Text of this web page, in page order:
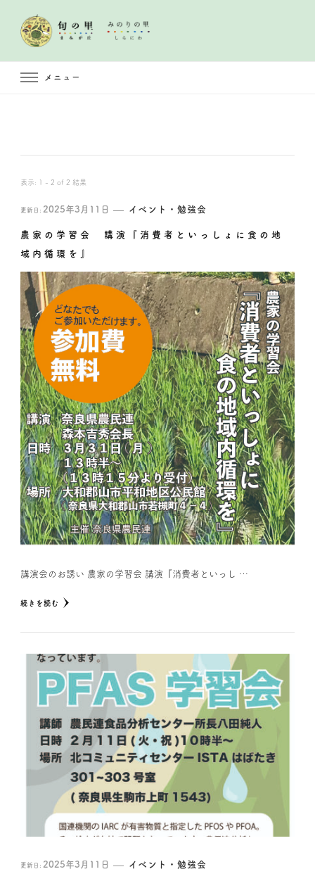
メニュー
表示: 1 - 2 of 2 結果
更新日: 2025年3月11日 イベント・勉強会
農家の学習会 講演『消費者といっしょに食の地
域内循環を』
講演会のお誘い 農家の学習会 講演『消費者といっし …
続きを読む
更新日: 2025年3月11日 イベント・勉強会